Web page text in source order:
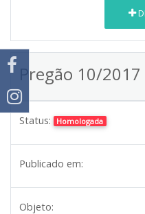
Pregão 10/2017
Status: Homologada
Publicado em:
Objeto: